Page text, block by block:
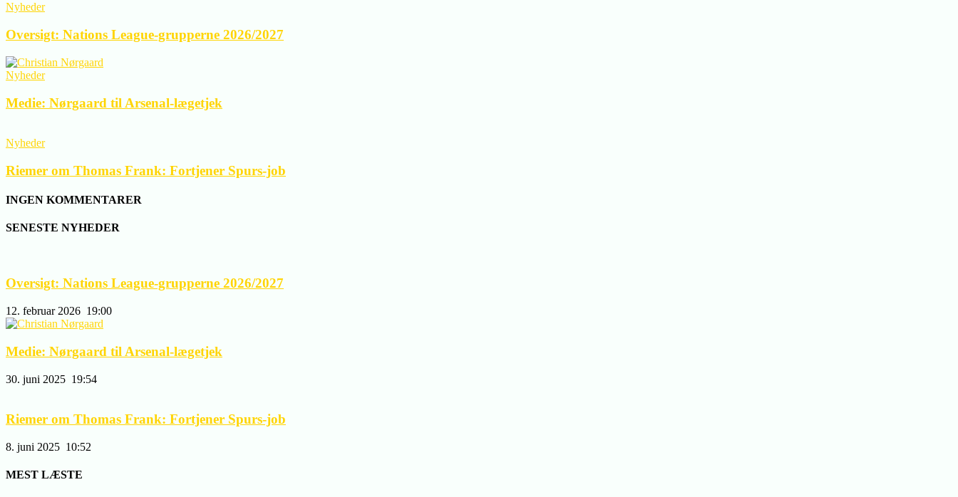
Nyheder
Oversigt: Nations League-grupperne 2026/2027
Nyheder
Medie: Nørgaard til Arsenal-lægetjek
Nyheder
Riemer om Thomas Frank: Fortjener Spurs-job
INGEN KOMMENTARER
SENESTE NYHEDER
Oversigt: Nations League-grupperne 2026/2027
12. februar 2026 19:00
Medie: Nørgaard til Arsenal-lægetjek
30. juni 2025 19:54
Riemer om Thomas Frank: Fortjener Spurs-job
8. juni 2025 10:52
MEST LÆSTE